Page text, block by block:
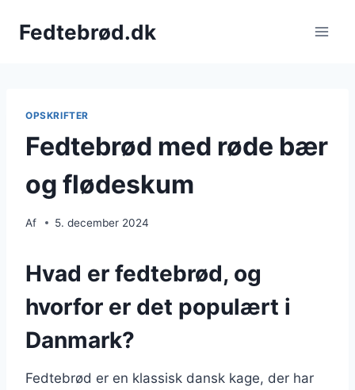
Fedtebrød.dk
OPSKRIFTER
Fedtebrød med røde bær
og flødeskum
Af 5. december 2024
Hvad er fedtebrød, og
hvorfor er det populært i
Danmark?
Fedtebrød er en klassisk dansk kage, der har